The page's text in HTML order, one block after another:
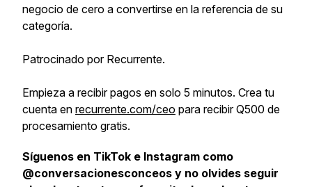
negocio de cero a convertirse en la referencia de su
categoría.
Patrocinado por Recurrente.
Empieza a recibir pagos en solo 5 minutos. Crea tu
cuenta en recurrente.com/ceo para recibir Q500 de
procesamiento gratis.
Síguenos en TikTok e Instagram como
@conversacionesconceos y no olvides seguir